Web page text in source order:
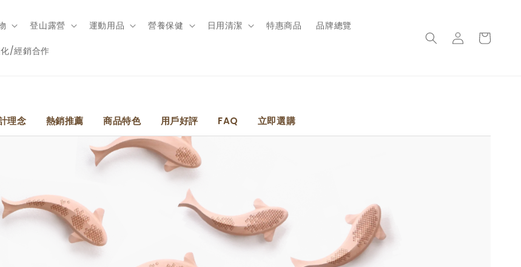
登山露營 運動用品 營養保健 日用清潔 特惠商品 品牌總覽
/經銷合作
理念 熱銷推薦 商品特色 用戶好評 FAQ 立即選購